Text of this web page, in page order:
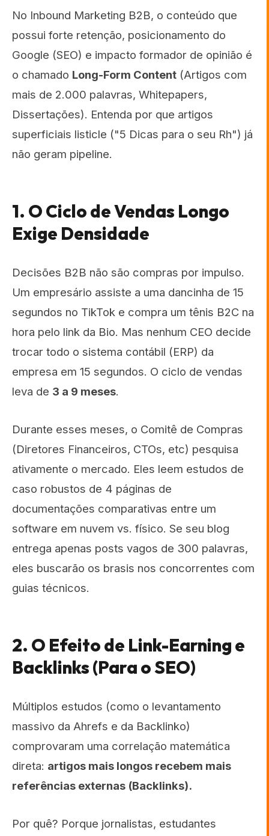
No Inbound Marketing B2B, o conteúdo que
possui forte retenção, posicionamento do
Google (SEO) e impacto formador de opinião é
o chamado Long-Form Content (Artigos com
mais de 2.000 palavras, Whitepapers,
Dissertações). Entenda por que artigos
superficiais listicle ("5 Dicas para o seu Rh") já
não geram pipeline.
1. O Ciclo de Vendas Longo
Exige Densidade
Decisões B2B não são compras por impulso.
Um empresário assiste a uma dancinha de 15
segundos no TikTok e compra um tênis B2C na
hora pelo link da Bio. Mas nenhum CEO decide
trocar todo o sistema contábil (ERP) da
empresa em 15 segundos. O ciclo de vendas
leva de 3 a 9 meses.
Durante esses meses, o Comitê de Compras
(Diretores Financeiros, CTOs, etc) pesquisa
ativamente o mercado. Eles leem estudos de
caso robustos de 4 páginas de
documentações comparativas entre um
software em nuvem vs. físico. Se seu blog
entrega apenas posts vagos de 300 palavras,
eles buscarão os brasis nos concorrentes com
guias técnicos.
2. O Efeito de Link-Earning e
Backlinks (Para o SEO)
Múltiplos estudos (como o levantamento
massivo da Ahrefs e da Backlinko)
comprovaram uma correlação matemática
direta: artigos mais longos recebem mais
referências externas (Backlinks).
Por quê? Porque jornalistas, estudantes